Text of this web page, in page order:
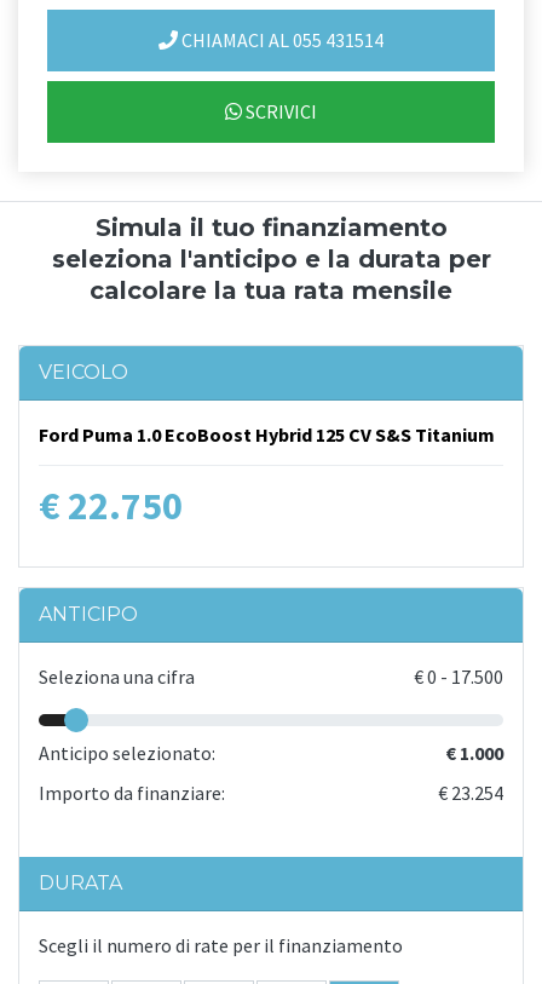
CHIAMACI AL 055 431514
SCRIVICI
Simula il tuo finanziamento
seleziona l'anticipo e la durata per
calcolare la tua rata mensile
VEICOLO
Ford Puma 1.0 EcoBoost Hybrid 125 CV S&S Titanium
€ 22.750
ANTICIPO
Seleziona una cifra €0 - 17.500
Anticipo selezionato:
€ 1.000
Importo da finanziare:
€ 23.254
DURATA
Scegli il numero di rate per il finanziamento